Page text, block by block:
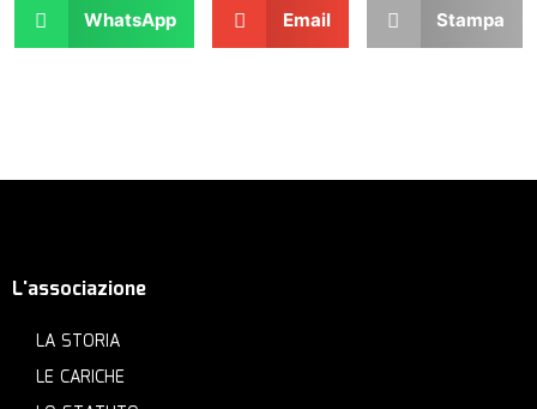
WhatsApp Email Stampa
L'associazione
LA STORIA
LE CARICHE